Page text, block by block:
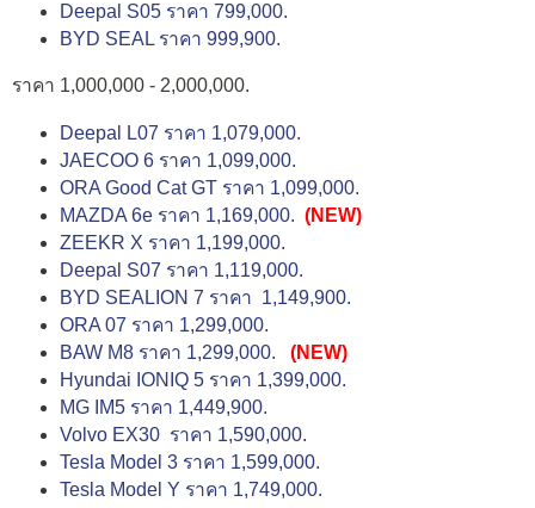
Deepal S05 ราคา 799,000.
BYD SEAL ราคา 999,900.
ราคา 1,000,000 - 2,000,000.
Deepal L07 ราคา 1,079,000.
JAECOO 6 ราคา 1,099,000.
ORA Good Cat GT ราคา 1,099,000.
MAZDA 6e ราคา 1,169,000. (NEW)
ZEEKR X ราคา 1,199,000.
Deepal S07 ราคา 1,119,000.
BYD SEALION 7 ราคา 1,149,900.
ORA 07 ราคา 1,299,000.
BAW M8 ราคา 1,299,000.
(NEW)
Hyundai IONIQ 5 ราคา 1,399,000.
MG IM5 ราคา 1,449,900.
Volvo EX30 ราคา 1,590,000.
Tesla Model 3 ราคา 1,599,000.
Tesla Model Y ราคา 1,749,000.